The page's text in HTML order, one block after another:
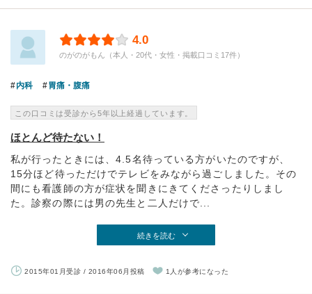
4.0
のがのがもん（本人・20代・女性・掲載口コミ17件）
内科 胃痛・腹痛
この口コミは受診から5年以上経過しています。
ほとんど待たない！
私が行ったときには、4.5名待っている方がいたのですが、
15分ほど待っただけでテレビをみながら過ごしました。その
間にも看護師の方が症状を聞きにきてくださったりしまし
た。診察の際には男の先生と二人だけで...
続きを読む
2015年01月受診 / 2016年06月投稿 1人が参考になった